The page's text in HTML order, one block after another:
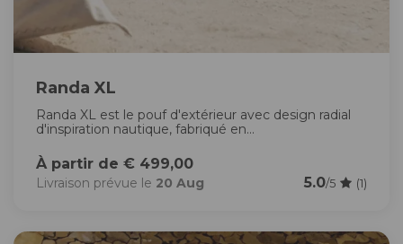
Randa XL
Randa XL est le pouf d'extérieur avec design radial
d'inspiration nautique, fabriqué en...
À partir de € 499,00
Livraison prévue le 20 Aug 5.0/5 (1)